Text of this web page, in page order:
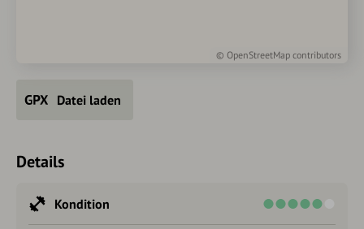
© OpenStreetMap contributors
Datei laden
Details
Kondition